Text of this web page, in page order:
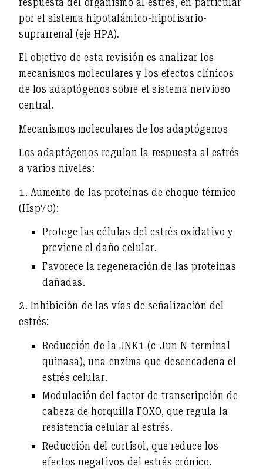
por el sistema hipotalámico-hipofisario-
suprarrenal (eje HPA).
El objetivo de esta revisión es analizar los
mecanismos moleculares y los efectos clínicos
de los adaptógenos sobre el sistema nervioso
central.
Mecanismos moleculares de los adaptógenos
Los adaptógenos regulan la respuesta al estrés
a varios niveles:
1. Aumento de las proteínas de choque térmico
(Hsp70):
Protege las células del estrés oxidativo y
previene el daño celular.
Favorece la regeneración de las proteínas
dañadas.
2. Inhibición de las vías de señalización del
estrés:
Reducción de la JNK1 (c-Jun N-terminal
quinasa), una enzima que desencadena el
estrés celular.
Modulación delfactor de transcripción de
cabeza de horquilla FOXO, que regula la
resistencia celular al estrés.
Reducción del cortisol, que reduce los
efectos negativos del estrés crónico.